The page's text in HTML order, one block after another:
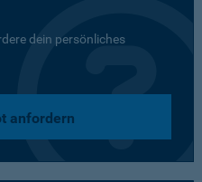
dein persönliches
anfordern